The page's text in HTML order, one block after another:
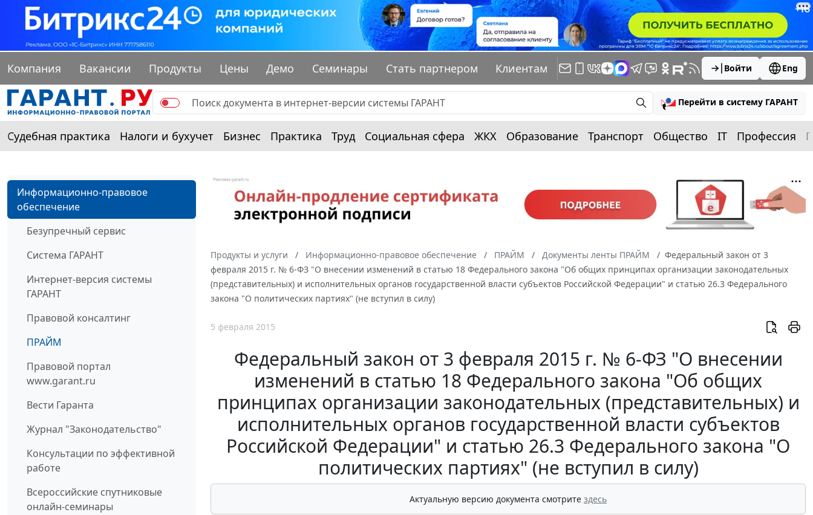
Компания Вакансии Продукты Цены Демо Семинары Стать партнером Клиентам Войти Eng
Перейти в систему ГАРАНТ
Судебная практика Налоги и бухучет Бизнес Практика Труд Социальная сфера ЖКХ Образование Транспорт Общество IT Профессия
Информационно-правовое
обеспечение
Безупречный сервис
Система ГАРАНТ
Интернет-версия системы
ГАРАНТ
Правовой консалтинг
ПРАЙМ
Правовой портал
www.garant.ru
Вести Гаранта
Журнал "Законодательство"
Консультации по эффективной
работе
Всероссийские спутниковые
онлайн-семинары
Продукты и услуги Информационно-правовое обеспечение ПРАЙМ Документы ленты ПРАЙМ
Федеральный закон от 3
февраля 2015 г. № 6-ФЗ "О внесении изменений в статью 18 Федерального закона "Об общих принципах организации законодательных
(представительных) и исполнительных органов государственной власти субъектов Российской Федерации" и статью 26.3 Федерального
закона "О политических партиях" (не вступил в силу)
5 февраля 2015
Федеральный закон от 3 февраля 2015 г. № 6-ФЗ "О внесении
изменений в статью 18 Федерального закона "Об общих
принципах организации законодательных (представительных) и
исполнительных органов государственной власти субъектов
Российской Федерации" и статью 26.3 Федерального закона "О
политических партиях" (не вступил в силу)
Актуальную версию документа смотрите здесь